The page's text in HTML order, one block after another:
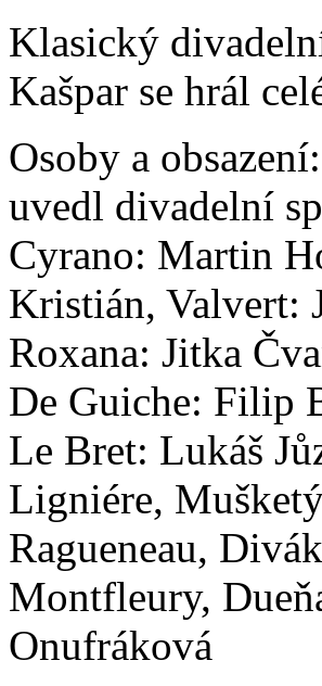
Klasický
Kašpar se hrál
Osoby a obsazení:
uvedl divadelní
Cyrano: Martin
Kristián, Valvert:
Roxana: Jitka
De Guiche: Filip
Le Bret: Lukáš
Ligniére,
Ragueneau,
Montfleury,
Onufráková